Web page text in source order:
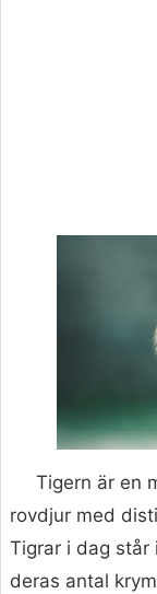
Tigern är en
rovdjur med
Tigrar i dag står
deras antal